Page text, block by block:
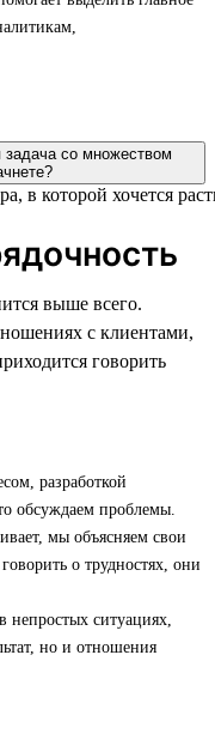
со множеством
выше всего.
с клиентами,
говорить
разработкой
обсуждаем проблемы.
мы объясняем свои
о трудностях, они
непростых ситуациях,
но и отношения